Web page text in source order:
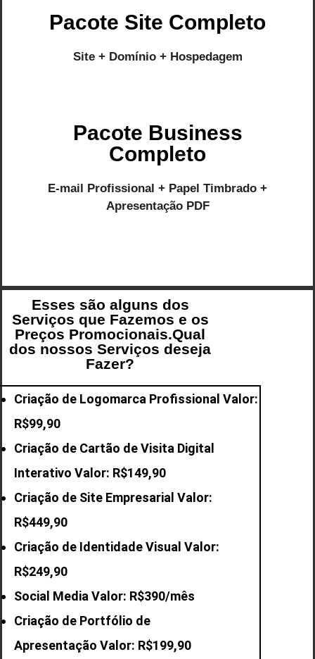
Pacote Site Completo
Site + Domínio + Hospedagem
Pacote Business
Completo
E-mail Profissional + Papel Timbrado +
Apresentação PDF
Esses são alguns dos
Serviços que Fazemos e os
Preços Promocionais.Qual
dos nossos Serviços deseja
Fazer?
Criação de Logomarca Profissional Valor:
R$99,90
Criação de Cartão de Visita Digital
Interativo Valor: R$149,90
Criação de Site Empresarial Valor:
R$449,90
Criação de Identidade Visual Valor:
R$249,90
Social Media Valor: R$390/mês
Criação de Portfólio de
Apresentação Valor: R$199,90